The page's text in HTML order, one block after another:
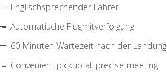
Englischsprechender Fahrer
Automatische Flugmitverfolgung
60 Minuten Wartezeit nach der Landung
Convenient pickup at precise meeting